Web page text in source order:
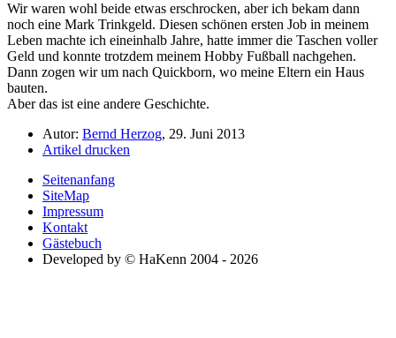
Wir waren wohl beide etwas erschrocken, aber ich bekam dann
noch eine Mark Trinkgeld. Diesen schönen ersten Job in meinem
Leben machte ich eineinhalb Jahre, hatte immer die Taschen voller
Geld und konnte trotzdem meinem Hobby Fußball nachgehen.
Dann zogen wir um nach Quickborn, wo meine Eltern ein Haus
bauten.
Aber das ist eine andere Geschichte.
Autor: Bernd Herzog, 29. Juni 2013
Artikel drucken
Seitenanfang
SiteMap
Impressum
Kontakt
Gästebuch
Developed by © HaKenn 2004 - 2026